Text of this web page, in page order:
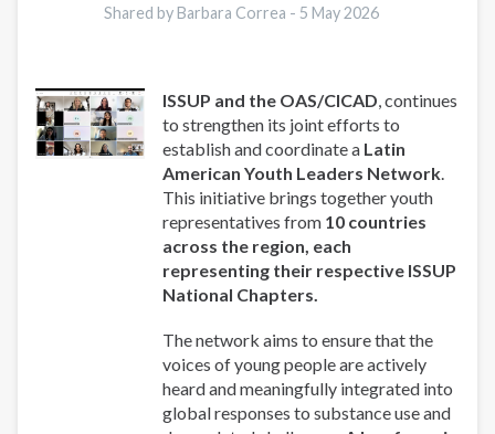
and
and
CICAD
to
Host
Knowledge
Exchange
Session
America
Shared by Barbara Correa - 5 May 2026
ISSUP and the OAS/CICAD, continues
to strengthen its joint efforts to
establish and coordinate a Latin
American Youth Leaders Network.
This initiative brings together youth
representatives from 10 countries
across the region, each
representing their respective ISSUP
National Chapters.
The network aims to ensure that the
voices of young people are actively
heard and meaningfully integrated into
global responses to substance use and